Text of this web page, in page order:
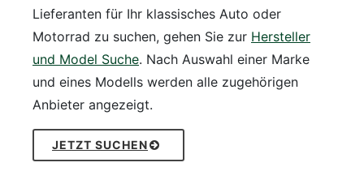
Lieferanten für Ihr klassisches Auto oder
Motorrad zu suchen, gehen Sie zur Hersteller
und Model Suche. Nach Auswahl einer Marke
und eines Modells werden alle zugehörigen
Anbieter angezeigt.
JETZT SUCHEN